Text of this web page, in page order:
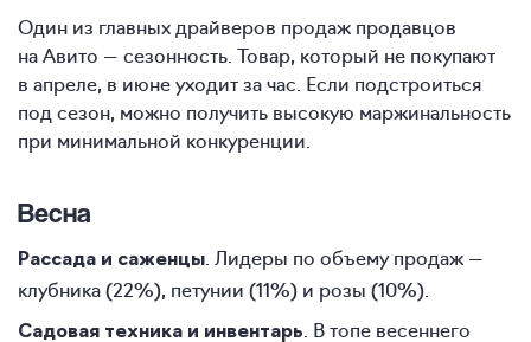
Один из главных драйверов продаж продавцов
на Авито — сезонность. Товар, который не покупают
в апреле, в июне уходит за час. Если подстроиться
под сезон, можно получить высокую маржинальность
при минимальной конкуренции.
Весна
Рассада и саженцы . Лидеры по объему продаж —
клубника (22%), петунии (11%) и розы (10%).
Садовая техника и инвентарь
. В топе весеннего